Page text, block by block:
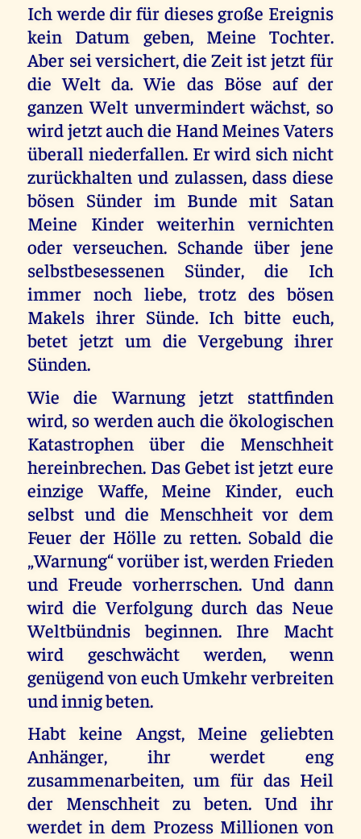
Ich werde dir für dieses große Ereignis
kein Datum geben, Meine Tochter.
Aber sei versichert, die Zeit ist jetzt für
die Welt da. Wie das Böse auf der
ganzen Welt unvermindert wächst, so
wird jetzt auch die Hand Meines Vaters
überall niederfallen. Er wird sich nicht
zurückhalten und zulassen, dass diese
bösen Sünder im Bunde mit Satan
Meine Kinder weiterhin vernichten
oder verseuchen. Schande über jene
selbstbesessenen Sünder, die Ich
immer noch liebe, trotz des bösen
Makels ihrer Sünde. Ich bitte euch,
betet jetzt um die Vergebung ihrer
Sünden.
Wie die Warnung jetzt stattfinden
wird, so werden auch die ökologischen
Katastrophen über die Menschheit
hereinbrechen. Das Gebet ist jetzt eure
einzige Waffe, Meine Kinder, euch
selbst und die Menschheit vor dem
Feuer der Hölle zu retten. Sobald die
„Warnung“ vorüber ist, werden Frieden
und Freude vorherrschen. Und dann
wird die Verfolgung durch das Neue
Weltbündnis beginnen. Ihre Macht
wird geschwächt werden, wenn
genügend von euch Umkehr verbreiten
und innig beten.
Habt keine Angst, Meine geliebten
Anhänger, ihr werdet eng
zusammenarbeiten, um für das Heil
der Menschheit zu beten. Und ihr
werdet in dem Prozess Millionen von